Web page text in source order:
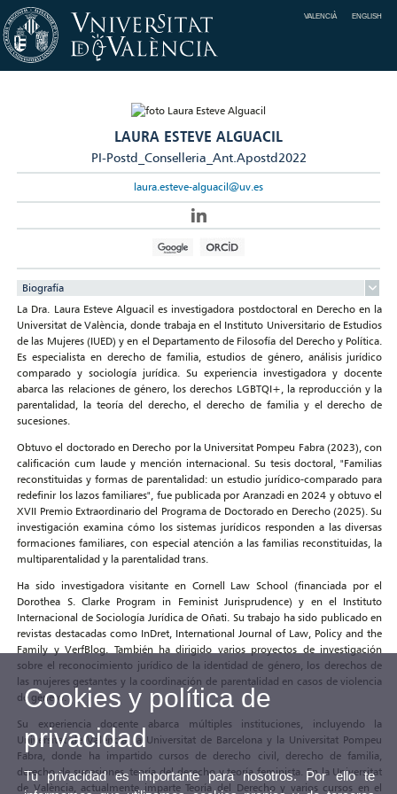
VALENCIÀ ENGLISH
LAURA ESTEVE ALGUACIL
PI-Postd_Conselleria_Ant.Apostd2022
laura.esteve-alguacil@uv.es
Biografía
La Dra. Laura Esteve Alguacil es investigadora postdoctoral en Derecho en la
Universitat de València, donde trabaja en el Instituto Universitario de Estudios
de las Mujeres (IUED) y en el Departamento de Filosofía del Derecho y Política.
Es especialista en derecho de familia, estudios de género, análisis jurídico
comparado y sociología jurídica. Su experiencia investigadora y docente
abarca las relaciones de género, los derechos LGBTQI+, la reproducción y la
parentalidad, la teoría del derecho, el derecho de familia y el derecho de
sucesiones.
Obtuvo el doctorado en Derecho por la Universitat Pompeu Fabra (2023), con
calificación cum laude y mención internacional. Su tesis doctoral, "Familias
reconstituidas y formas de parentalidad: un estudio jurídico-comparado para
redefinir los lazos familiares", fue publicada por Aranzadi en 2024 y obtuvo el
XVII Premio Extraordinario del Programa de Doctorado en Derecho (2025). Su
investigación examina cómo los sistemas jurídicos responden a las diversas
formaciones familiares, con especial atención a las familias reconstituidas, la
multiparentalidad y la parentalidad trans.
Ha sido investigadora visitante en Cornell Law School (financiada por el
Dorothea S. Clarke Program in Feminist Jurisprudence) y en el Instituto
Internacional de Sociología Jurídica de Oñati. Su trabajo ha sido publicado en
revistas destacadas como InDret, International Journal of Law, Policy and the
Family y VerfBlog. También ha dirigido varios proyectos de investigación
sobre el reconocimiento jurídico de la identidad de género, los derechos de
las mujeres gestantes y la coordinación de parentalidad en casos de violencia
de género.
Su experiencia docente abarca múltiples instituciones, incluyendo la
Universitat de València, la Universitat de Barcelona y la Universitat Pompeu
Fabra, donde ha impartido cursos de derecho civil, derecho de familia,
derecho de sucesiones, teoría del derecho y teoría feminista. En la Universitat
de València, actualmente imparte Teoría del Derecho y varios cursos en el
Cookies y política de
privacidad
Tu privacidad es importante para nosotros. Por ello te